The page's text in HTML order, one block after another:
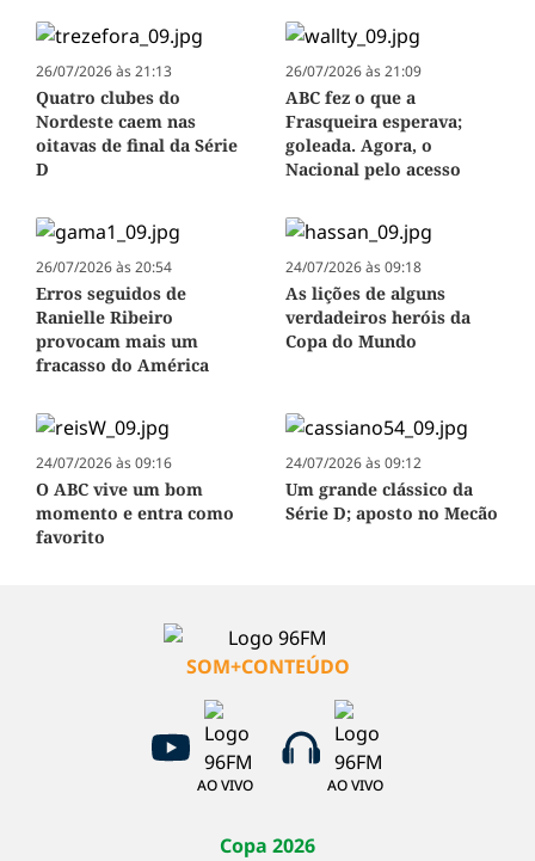
26/07/2026 às 21:13
Quatro clubes do
Nordeste caem nas
oitavas de final da Série
D
26/07/2026 às 21:09
ABC fez o que a
Frasqueira esperava;
goleada. Agora, o
Nacional pelo acesso
26/07/2026 às 20:54
Erros seguidos de
Ranielle Ribeiro
provocam mais um
fracasso do América
24/07/2026 às 09:18
As lições de alguns
verdadeiros heróis da
Copa do Mundo
24/07/2026 às 09:16
O ABC vive um bom
momento e entra como
favorito
24/07/2026 às 09:12
Um grande clássico da
Série D; aposto no Mecão
SOM+CONTEÚDO
AO VIVO AO VIVO
Copa 2026